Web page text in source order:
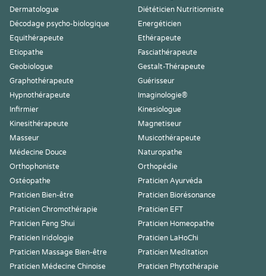
Dermatologue
Diététicien Nutritionniste
Décodage psycho-biologique
Energéticien
Equithérapeute
Ethérapeute
Etiopathe
Fasciathérapeute
Geobiologue
Gestalt-Thérapeute
Graphothérapeute
Guérisseur
Hypnothérapeute
Imaginologie®
Infirmier
Kinesiologue
Kinesithérapeute
Magnetiseur
Masseur
Musicothérapeute
Médecine Douce
Naturopathe
Orthophoniste
Orthopédie
Ostéopathe
Praticien Ayurvéda
Praticien Bien-être
Praticien Biorésonance
Praticien Chromothérapie
Praticien EFT
Praticien Feng Shui
Praticien Homeopathe
Praticien Iridologie
Praticien LaHoChi
Praticien Massage Bien-être
Praticien Meditation
Praticien Médecine Chinoise
Praticien Phytothérapie